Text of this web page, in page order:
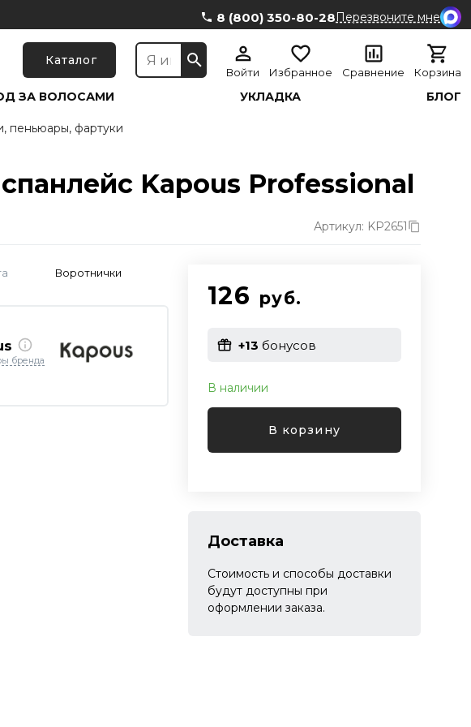
8 (800) 350-80-28Перезвоните мне
Каталог
Войти Избранное Сравнение Корзина
ЗА ВОЛОСАМИ УКЛАДКА БЛОГ
пеньюары, фартуки
Kapous Professional
Артикул: KP2651
Воротнички
бренда
126 руб.
+13 бонусов
В наличии
В корзину
Доставка
Стоимость и способы доставки
будут доступны при
оформлении заказа.